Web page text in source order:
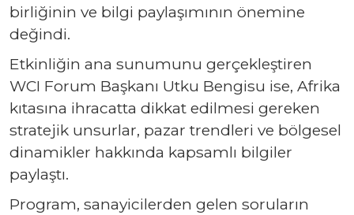
birliğinin ve bilgi paylaşımının önemine
değindi.
Etkinliğin ana sunumunu gerçekleştiren
WCI Forum Başkanı Utku Bengisu ise, Afrika
kıtasına ihracatta dikkat edilmesi gereken
stratejik unsurlar, pazar trendleri ve bölgesel
dinamikler hakkında kapsamlı bilgiler
paylaştı.
Program, sanayicilerden gelen soruların